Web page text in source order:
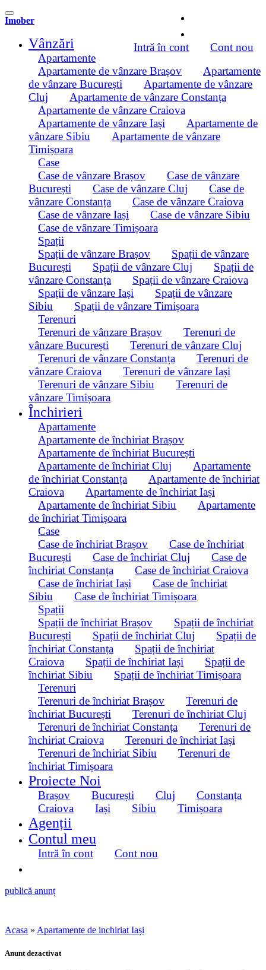
Imober
Intră în cont Cont nou
Vânzări
Apartamente
Apartamente de vânzare Brașov
Apartamente
de vânzare București
Apartamente de vânzare
Cluj
Apartamente de vânzare Constanța
Apartamente de vânzare Craiova
Apartamente de vânzare Iași
Apartamente de
vânzare Sibiu
Apartamente de vânzare
Timișoara
Case
Case de vânzare Brașov
Case de vânzare
București
Case de vânzare Cluj
Case de
vânzare Constanța
Case de vânzare Craiova
Case de vânzare Iași
Case de vânzare Sibiu
Case de vânzare Timișoara
Spații
Spații de vânzare Brașov
Spații de vânzare
București
Spații de vânzare Cluj
Spații de
vânzare Constanța
Spații de vânzare Craiova
Spații de vânzare Iași
Spații de vânzare
Sibiu
Spații de vânzare Timișoara
Terenuri
Terenuri de vânzare Brașov
Terenuri de
vânzare București
Terenuri de vânzare Cluj
Terenuri de vânzare Constanța
Terenuri de
vânzare Craiova
Terenuri de vânzare Iași
Terenuri de vânzare Sibiu
Terenuri de
vânzare Timișoara
Închirieri
Apartamente
Apartamente de închiriat Brașov
Apartamente de închiriat București
Apartamente de închiriat Cluj
Apartamente
de închiriat Constanța
Apartamente de închiriat
Craiova
Apartamente de închiriat Iași
Apartamente de închiriat Sibiu
Apartamente
de închiriat Timișoara
Case
Case de închiriat Brașov
Case de închiriat
București
Case de închiriat Cluj
Case de
închiriat Constanța
Case de închiriat Craiova
Case de închiriat Iași
Case de închiriat
Sibiu
Case de închiriat Timișoara
Spații
Spații de închiriat Brașov
Spații de închiriat
București
Spații de închiriat Cluj
Spații de
închiriat Constanța
Spații de închiriat
Craiova
Spații de închiriat Iași
Spații de
închiriat Sibiu
Spații de închiriat Timișoara
Terenuri
Terenuri de închiriat Brașov
Terenuri de
închiriat București
Terenuri de închiriat Cluj
Terenuri de închiriat Constanța
Terenuri de
închiriat Craiova
Terenuri de închiriat Iași
Terenuri de închiriat Sibiu
Terenuri de
închiriat Timișoara
Proiecte Noi
Brașov București Cluj
Constanța
Craiova
Iași Sibiu Timișoara
Agenții
Contul meu
Intră în cont Cont nou
publică anunț
Acasa » Apartamente de inchiriat Iași
Anunt dezactivat